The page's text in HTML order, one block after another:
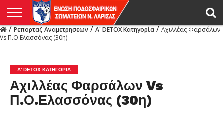
Η
ΕΝΩΣΗ
ΑΓΩΝΙΣΤΙΚΑ
ΜΙΚΤΉ
ΔΙΑΙΤΗΣΙΑ
ΠΡΩΤΑΘΛΗΜΑΤΑ
ΥΠΟΔΟΜΕΣ
ΚΥΠΕΛΛΟ
ΑΜΕΣΑ
LIVE
ΝΕΑ
ΠΡΩΤΑΘΛΗΜΑΤΑ
ΚΥΠΕΛΛΟ
ΥΠΟΔΟΜΕΣ
ΠΕΙΘΑΡΧΙΚΟ
ΜΙΚΤΗ
ΠΑΡΑΤΗΡΗΤΕΣ
ΠΡΟΠΟΝΗΤΕΣ
ΔΙΑΙΤΗΤΕΣ
VIDEO
ΓΕΝΙΚΑ
ΑΦΙΕΡΩΜΑΤΑ
ΕΚΔΗΛΩΣΕΙΣ
ΕΠΙΚΟΙΝΩΝΙΑ
/Ρεπορταζ Αναμετρησεων/Α' DETOX Κατηγορία/Αχιλλέας Φαρσάλων
Vs Π.Ο.Ελασσόνας (30η)
Α' DETOX ΚΑΤΗΓΟΡΊΑ
Αχιλλέας Φαρσάλων Vs
Π.Ο.Ελασσόνας (30η)